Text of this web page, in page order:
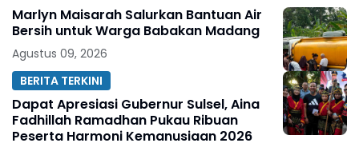
Marlyn Maisarah Salurkan Bantuan Air
Bersih untuk Warga Babakan Madang
Agustus 09, 2026
BERITA TERKINI
Dapat Apresiasi Gubernur Sulsel, Aina
Fadhillah Ramadhan Pukau Ribuan
Peserta Harmoni Kemanusiaan 2026